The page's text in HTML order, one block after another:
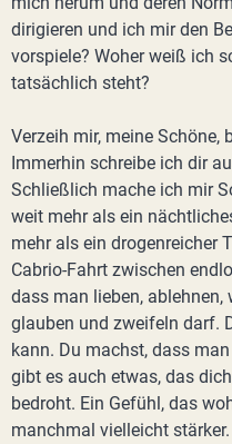
dirigieren und ich mir den
vorspiele? Woher weiß ich
tatsächlich steht?
Verzeih mir, meine
Immerhin schreibe ich dir
Schließlich mache ich mir
weit mehr als ein
mehr als ein drogenreicher
Cabrio-Fahrt zwischen
dass man lieben, ablehnen,
glauben und zweifeln darf.
kann. Du machst, dass
gibt es auch etwas, das
bedroht. Ein Gefühl, das
manchmal vielleicht